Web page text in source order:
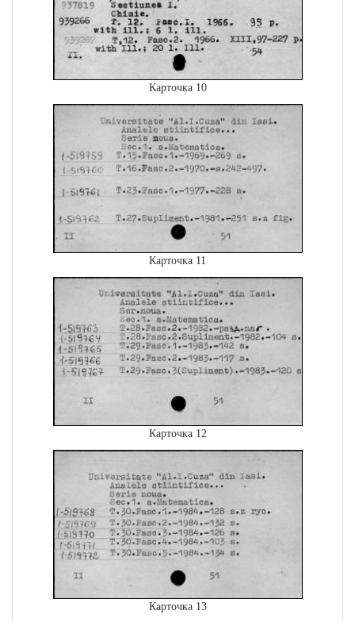
Карточка 10
Карточка 11
Карточка 12
Карточка 13